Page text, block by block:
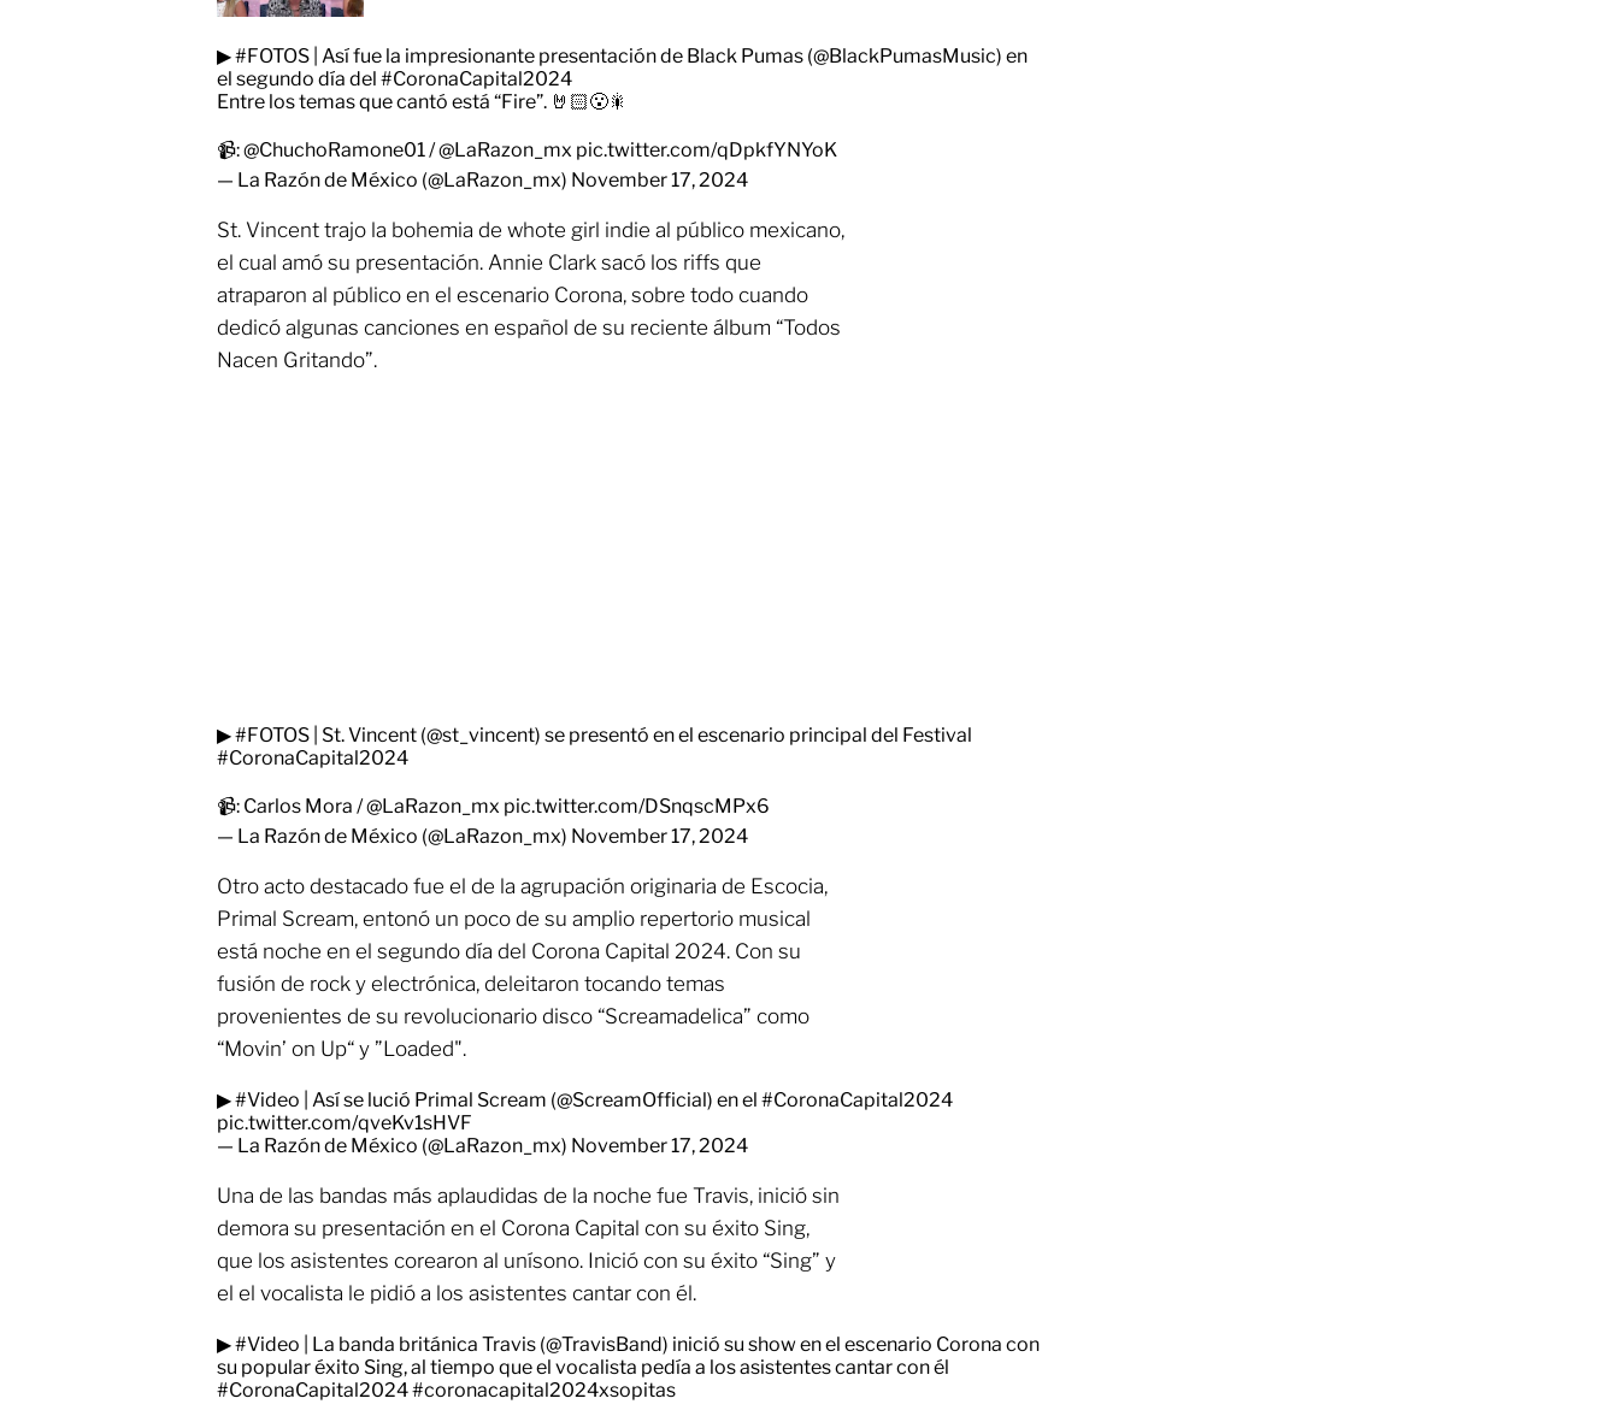
▶#FOTOS | Así fue la impresionante presentación de Black Pumas (@BlackPumasMusic) en
el segundo día del #CoronaCapital2024
Entre los temas que cantó está “Fire”. 🤘🏻😮🎇
📹:@ChuchoRamone01/@LaRazon_mx pic.twitter.com/qDpkfYNYoK
— La Razón de México (@LaRazon_mx) November 17, 2024
St. Vincent trajo la bohemia de whote girl indie al público mexicano,
el cual amó su presentación. Annie Clark sacó los riffs que
atraparon al público en el escenario Corona, sobre todo cuando
dedicó algunas canciones en español de su reciente álbum “Todos
Nacen Gritando”.
▶#FOTOS | St. Vincent (@st_vincent) se presentó en el escenario principal del Festival
#CoronaCapital2024
📹: Carlos Mora /@LaRazon_mx pic.twitter.com/DSnqscMPx6
— La Razón de México (@LaRazon_mx) November 17, 2024
Otro acto destacado fue el de la agrupación originaria de Escocia,
Primal Scream, entonó un poco de su amplio repertorio musical
está noche en el segundo día del Corona Capital 2024. Con su
fusión de rock y electrónica, deleitaron tocando temas
provenientes de su revolucionario disco “Screamadelica” como
“Movin’ on Up“ y ”Loaded".
▶#Video | Así se lució Primal Scream (@ScreamOfficial) en el #CoronaCapital2024
pic.twitter.com/qveKv1sHVF
— La Razón de México (@LaRazon_mx) November 17, 2024
Una de las bandas más aplaudidas de la noche fue Travis, inició sin
demora su presentación en el Corona Capital con su éxito Sing,
que los asistentes corearon al unísono. Inició con su éxito “Sing” y
el el vocalista le pidió a los asistentes cantar con él.
▶#Video | La banda británica Travis (@TravisBand) inició su show en el escenario Corona con
su popular éxito Sing, al tiempo que el vocalista pedía a los asistentes cantar con él
#CoronaCapital2024#coronacapital2024xsopitas